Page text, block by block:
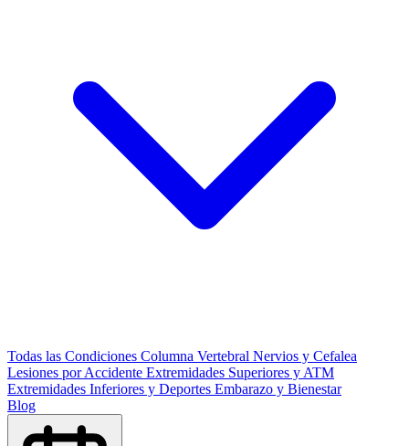
Todas las Condiciones Columna Vertebral Nervios y Cefalea
Lesiones por Accidente Extremidades Superiores y ATM
Extremidades Inferiores y Deportes Embarazo y Bienestar
Blog